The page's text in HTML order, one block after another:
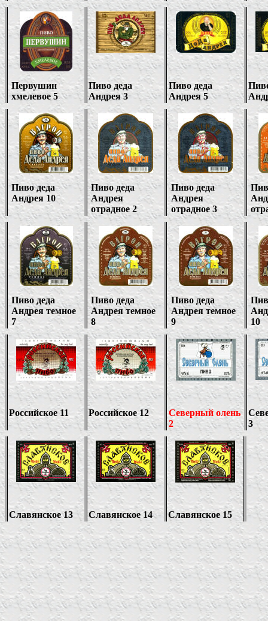
Первушин
хмелевое 5
Пиво деда
Андрея 3
Пиво деда
Андрея 5
Пиво деда
Андрея 10
Пиво деда
Андрея
отрадное 2
Пиво деда
Андрея
отрадное 3
Пиво деда
Андрея темное
7
Пиво деда
Андрея темное
8
Пиво деда
Андрея темное
9
10
Российское 11 Российское 12
Северный олень
2
3
Славянское 13 Славянское 14 Славянское 15